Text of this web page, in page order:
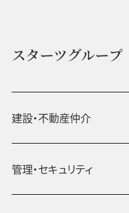
スターツグループ
建設・不動産仲介
新築分譲マンション・新築戸建
注文住宅・リフォーム
管理・セキュリティ